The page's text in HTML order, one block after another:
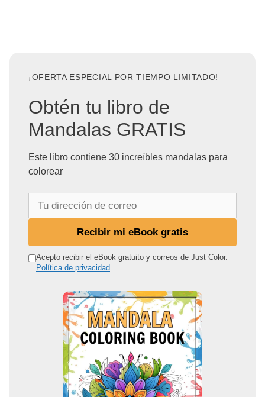
¡OFERTA ESPECIAL POR TIEMPO LIMITADO!
Obtén tu libro de
Mandalas GRATIS
Este libro contiene 30 increíbles mandalas para
colorear
r
Recibir mi eBook gratis
Acepto recibir el eBook gratuito y correos de Just Color.
Política de privacidad